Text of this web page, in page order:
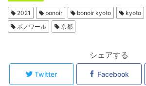
2021 bonoir bonoir kyoto kyoto
ボノワール
京都
シェアする
Twitter Facebook